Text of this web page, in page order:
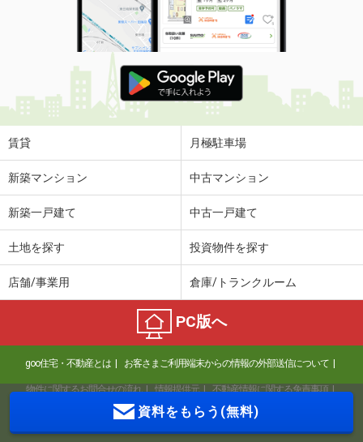
賃貸 月極駐車場
新築マンション 中古マンション
新築一戸建て 中古一戸建て
土地を探す 投資物件を探す
店舗/事業用 倉庫/トランクルーム
PC版へ
goo住宅・不動産とは お客さまご利用端末からの情報の外部送信について
物件に関するお問合せの流れ 情報提供元 不動産情報に関する免責事項
個人情報の取り扱いについて 消費税に関する表記について
資料をもらう(無料)